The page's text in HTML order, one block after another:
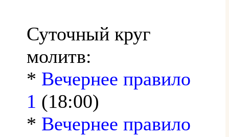
Суточный круг
молитв:
* Вечернее правило
1 (18:00)
* Вечернее правило